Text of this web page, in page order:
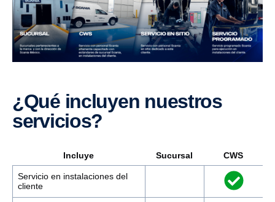
¿Qué incluyen nuestros
servicios?
Incluye Sucursal CWS
Servicio en instalaciones del
cliente